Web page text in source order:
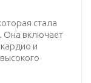
стала
Она включает
и